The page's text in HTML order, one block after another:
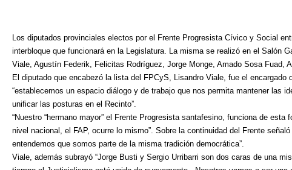
Los diputados provinciales electos por el Frente Progresista Cívico y Social
interbloque que funcionará en la Legislatura. La misma se realizó en el Salón
Viale, Agustín Federik, Felicitas Rodríguez, Jorge Monge, Amado Sosa Fuad,
El diputado que encabezó la lista del FPCyS, Lisandro Viale, fue el encargado
“establecemos un espacio diálogo y de trabajo que nos permita mantener las
unificar las posturas en el Recinto”.
“Nuestro “hermano mayor” el Frente Progresista santafesino, funciona de
nivel nacional, el FAP, ocurre lo mismo”. Sobre la continuidad del Frente
entendemos que somos parte de la misma tradición democrática”.
Viale, además subrayó “Jorge Busti y Sergio Urribarri son dos caras de una